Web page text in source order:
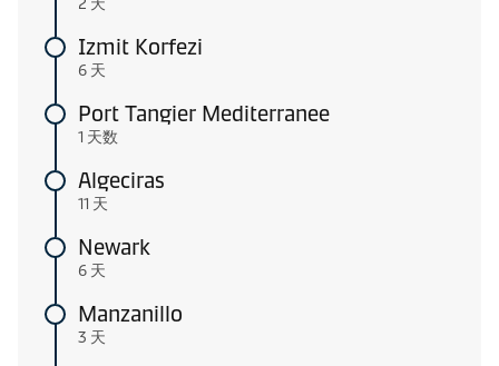
2 天
Izmit Korfezi
6 天
Port Tangier Mediterranee
1 天数
Algeciras
11 天
Newark
6 天
Manzanillo
3 天